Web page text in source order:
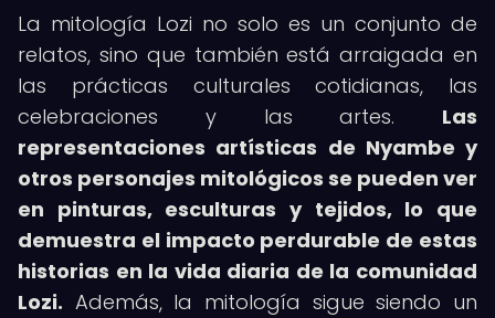
La mitología Lozi no solo es un conjunto de
relatos, sino que también está arraigada en
las prácticas culturales cotidianas, las
celebraciones y las artes. Las
representaciones artísticas de Nyambe y
otros personajes mitológicos se pueden ver
en pinturas, esculturas y tejidos, lo que
demuestra el impacto perdurable de estas
historias en la vida diaria de la comunidad
Lozi. Además, la mitología sigue siendo un